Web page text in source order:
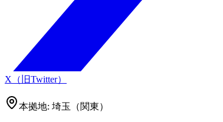
X（旧Twitter）
本拠地: 埼玉（関東）